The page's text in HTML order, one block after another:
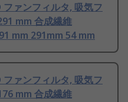
ァンフィルタ, 吸気フ
mm 合成繊維
mm 291mm 54 mm
ァンフィルタ, 吸気フ
mm 合成繊維